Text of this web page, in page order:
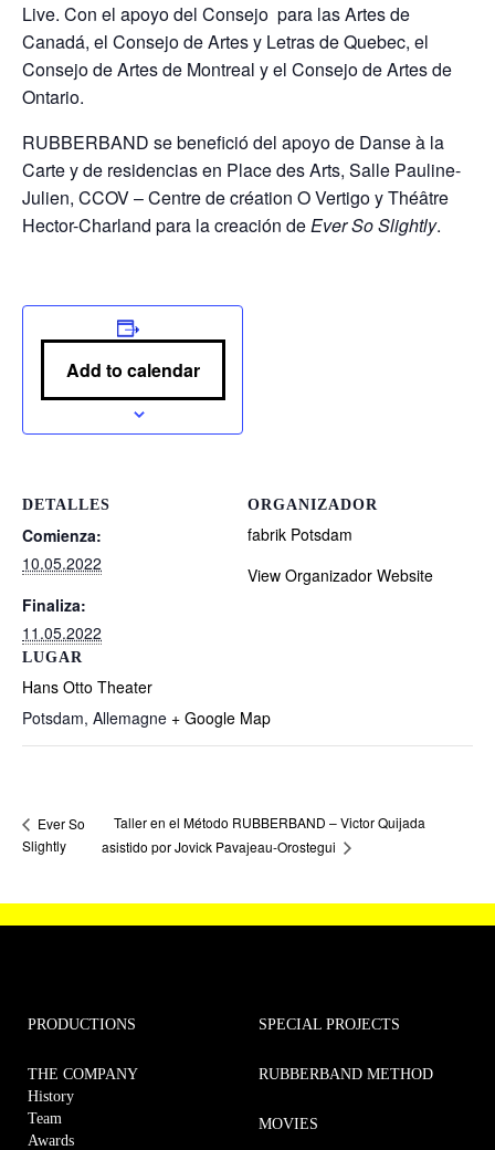
Live. Con el apoyo del Consejo para las Artes de
Canadá, el Consejo de Artes y Letras de Quebec, el
Consejo de Artes de Montreal y el Consejo de Artes de
Ontario.
RUBBERBAND se benefició del apoyo de Danse à la
Carte y de residencias en Place des Arts, Salle Pauline-
Julien, CCOV – Centre de création O Vertigo y Théâtre
Hector-Charland para la creación deEver So Slightly.
Add to calendar
DETALLES
Comienza:
10.05.2022
Finaliza:
11.05.2022
LUGAR
Hans Otto Theater
Potsdam, Allemagne + Google Map
ORGANIZADOR
fabrik Potsdam
View Organizador Website
Ever So
Slightly
Taller en el Método RUBBERBAND – Victor Quijada
asistido por Jovick Pavajeau-Orostegui
PRODUCTIONS
THE COMPANY
History
Team
Awards
SPECIAL PROJECTS
RUBBERBAND METHOD
MOVIES